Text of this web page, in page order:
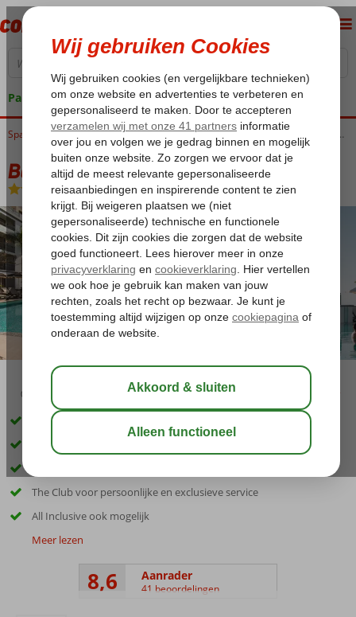
Pakketgarantie
Home Canarische Eilanden Tenerife Playa Paraiso Bahia Principe Escape Tenerife
Bahia Principe Escape Tenerife
Halfpension- Hotel
04:20 aug 28°C
Only Adult; min. leeftijd 16 jaar
In 2025 volledig gerenoveerd
The Club voor persoonlijke en exclusieve service
All Inclusive ook mogelijk
Meer lezen
8,6 Aanrader
41 beoordelingen